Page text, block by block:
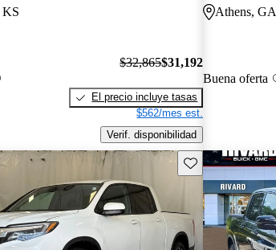
KS
$32,865$31,192
El precio incluye tasas
$562/mes est.
Verif. disponibilidad
Athens, GA
Buena oferta
Guarda este Aviso